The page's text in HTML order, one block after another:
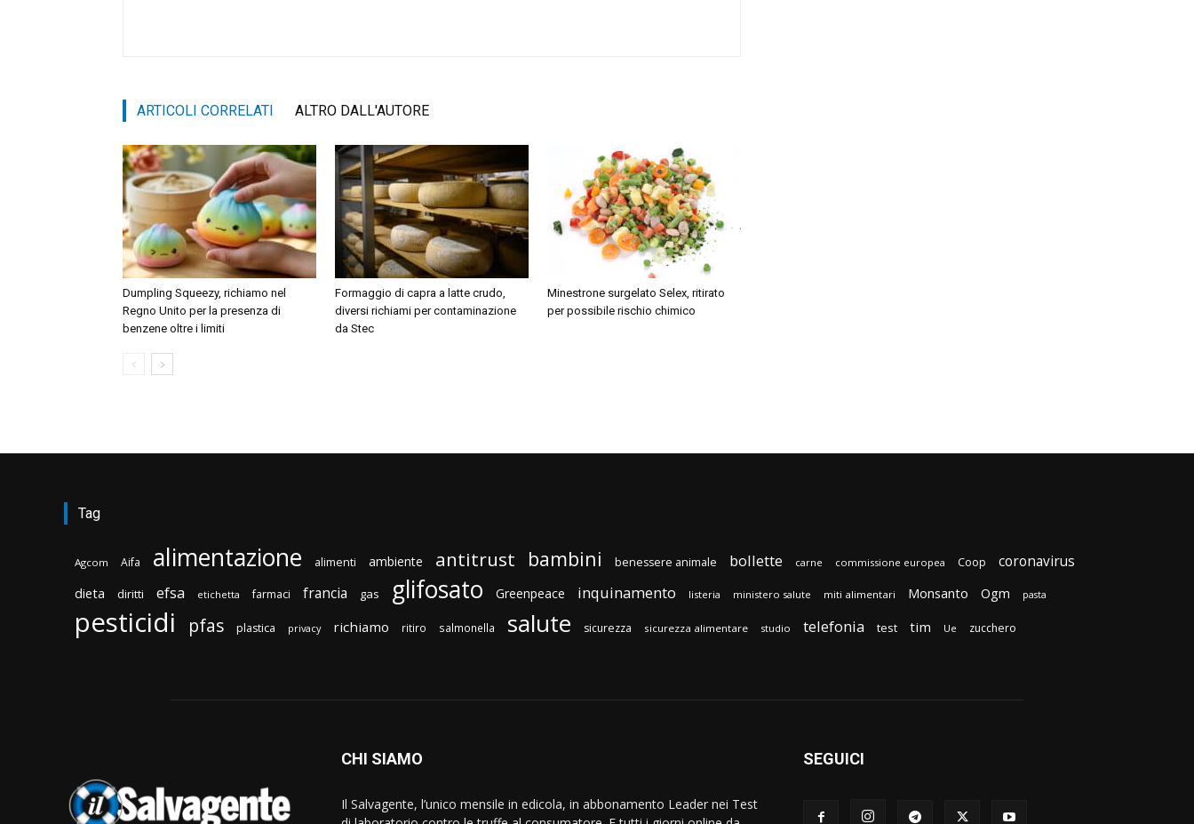
ARTICOLI CORRELATI ALTRO DALL'AUTORE
Dumpling Squeezy, richiamo nel
Regno Unito per la presenza di
benzene oltre i limiti
Formaggio di capra a latte crudo,
diversi richiami per contaminazione
da Stec
Minestrone surgelato Selex, ritirato
per possibile rischio chimico
Tag
Agcom Aifa alimentazione alimenti ambiente antitrust bambini benessere animale bollette carne commissione europea Coop coronavirus
dieta diritti efsa etichetta farmaci francia gas glifosato Greenpeace inquinamento listeria ministero salute miti alimentari Monsanto Ogm pasta
pesticidi pfas plastica privacy richiamo ritiro salmonella salute sicurezza sicurezza alimentare studio telefonia test tim Ue zucchero
CHI SIAMO
Il Salvagente, l’unico mensile in edicola, in abbonamento Leader nei Test
SEGUICI